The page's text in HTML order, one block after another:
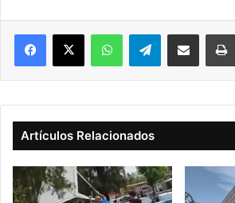
Facebook
X WhatsAppTelegramCompartir vía correo
Artículos Relacionados